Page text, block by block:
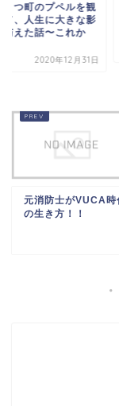
とつ町のプペルを観
て、人生に大きな影
与えた話〜これか
2020年12月31日
元消防士がVUCA時
の生き方！！